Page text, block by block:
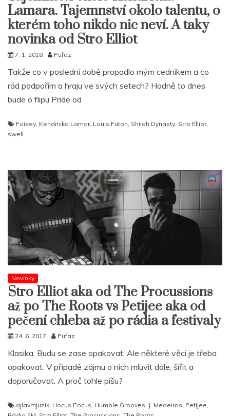
Lamara. Tajemnství okolo talentu, o
kterém toho nikdo nic neví. A taky
novinka od Stro Elliot
7. 1. 2018 Pufaz
Takže co v poslední době propadlo mým cedníkem a co
rád podpořím a hraju ve svých setech? Hodně to dnes
bude o flipu Pride od
Foisey, Kendricka Lamar, Louis Futon, Shiloh Dynasty, Stro Elliot,
swell
Novinky
Stro Elliot aka od The Procussions
až po The Roots vs Petijee aka od
pečení chleba až po rádia a festivaly
24. 6. 2017 Pufaz
Klasika. Budu se zase opakovat. Ale některé věci je třeba
opakovat. V případě zájmu o nich mluvit dále, šířit a
doporučovat. A proč tohle píšu?
ajlavmjuzik, Hocus Pocus, Humble Grooves, J. Medeiros, Petijee,